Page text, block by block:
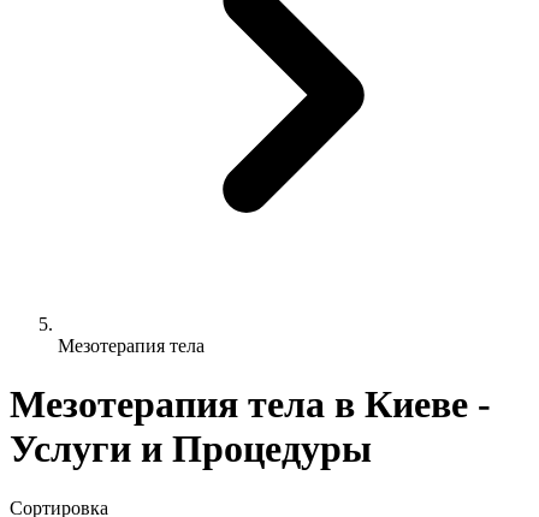
Мезотерапия тела
Мезотерапия тела в Киеве -
Услуги и Процедуры
Сортировка